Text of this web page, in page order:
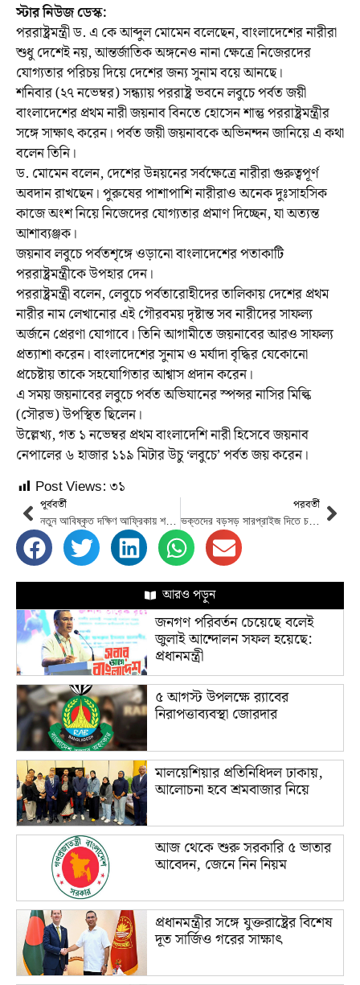
স্টার নিউজ ডেস্ক:
পররাষ্ট্রমন্ত্রী ড. এ কে আব্দুল মোমেন বলেছেন, বাংলাদেশের নারীরা
শুধু দেশেই নয়, আন্তর্জাতিক অঙ্গনেও নানা ক্ষেত্রে নিজেরদের
যোগ্যতার পরিচয় দিয়ে দেশের জন্য সুনাম বয়ে আনছে।
শনিবার (২৭ নভেম্বর) সন্ধ্যায় পররাষ্ট্র ভবনে লবুচে পর্বত জয়ী
বাংলাদেশের প্রথম নারী জয়নাব বিনতে হোসেন শান্তু পররাষ্ট্রমন্ত্রীর
সঙ্গে সাক্ষাৎ করেন। পর্বত জয়ী জয়নাবকে অভিনন্দন জানিয়ে এ কথা
বলেন তিনি।
ড. মোমেন বলেন, দেশের উন্নয়নের সর্বক্ষেত্রে নারীরা গুরুত্বপূর্ণ
অবদান রাখছেন। পুরুষের পাশাপাশি নারীরাও অনেক দুঃসাহসিক
কাজে অংশ নিয়ে নিজেদের যোগ্যতার প্রমাণ দিচ্ছেন, যা অত্যন্ত
আশাব্যঞ্জক।
জয়নাব লবুচে পর্বতশৃঙ্গে ওড়ানো বাংলাদেশের পতাকাটি
পররাষ্ট্রমন্ত্রীকে উপহার দেন।
পররাষ্ট্রমন্ত্রী বলেন, লেবুচে পর্বতারোহীদের তালিকায় দেশের প্রথম
নারীর নাম লেখানোর এই গৌরবময় দৃষ্টান্ত সব নারীদের সাফল্য
অর্জনে প্রেরণা যোগাবে। তিনি আগামীতে জয়নাবের আরও সাফল্য
প্রত্যাশা করেন। বাংলাদেশের সুনাম ও মর্যাদা বৃদ্ধির যেকোনো
প্রচেষ্টায় তাকে সহযোগিতার আশ্বাস প্রদান করেন।
এ সময় জয়নাবের লবুচে পর্বত অভিযানের স্পন্সর নাসির মিল্কি
(সৌরভ) উপস্থিত ছিলেন।
উল্লেখ্য, গত ১ নভেম্বর প্রথম বাংলাদেশি নারী হিসেবে জয়নাব
নেপালের ৬ হাজার ১১৯ মিটার উচু ‘লবুচে’ পর্বত জয় করেন।
Post Views:৩১
পূর্ববর্তী
নতুন আবিষ্কৃত দক্ষিণ আফ্রিকায় শনাক্ত করোনার উদ্বেগজনক ধরনের নাম ‘ওমিক্রন’
পরবর্তী
ভক্তদের বড়সড় সারপ্রাইজ দিতে চলেছেন আমির খান-রণবীর জুটি
আরও পড়ুন
জনগণ পরিবর্তন চেয়েছে বলেই
জুলাই আন্দোলন সফল হয়েছে:
প্রধানমন্ত্রী
৫ আগস্ট উপলক্ষে র‌্যাবের
নিরাপত্তাব্যবস্থা জোরদার
মালয়েশিয়ার প্রতিনিধিদল ঢাকায়,
আলোচনা হবে শ্রমবাজার নিয়ে
আজ থেকে শুরু সরকারি ৫ ভাতার
আবেদন, জেনে নিন নিয়ম
প্রধানমন্ত্রীর সঙ্গে যুক্তরাষ্ট্রের বিশেষ
দূত সার্জিও গরের সাক্ষাৎ